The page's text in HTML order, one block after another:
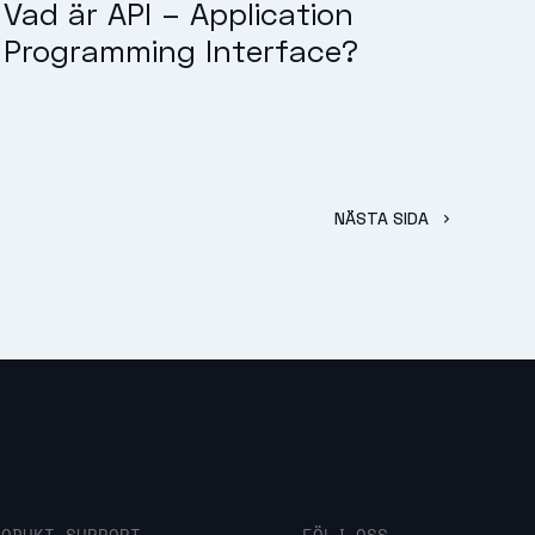
Vad är API – Application
Programming Interface?
NÄSTA SIDA